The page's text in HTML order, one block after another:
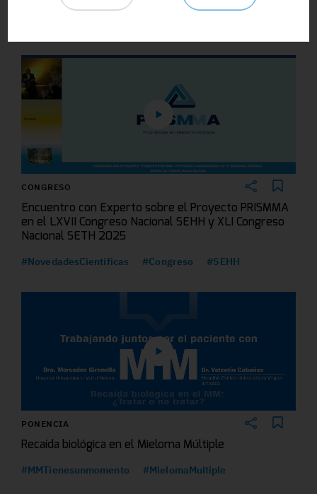
CONGRESO
Encuentro con Experto sobre el Proyecto PRISMMA
en el LXVII Congreso Nacional SEHH y XLI Congreso
Nacional SETH 2025
#NovedadesCientificas #Congreso #SEHH
PONENCIA
Recaída biológica en el Mieloma Múltiple
#MMTienesunmomento #MielomaMultiple